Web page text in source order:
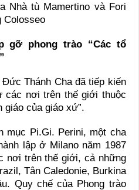
Nhà tù Mamertino và Fori
Colosseo
gỡ phong trào “Các tổ
Thánh Cha đã tiếp kiến
các nơi trên thế giới thuộc
giáo của giáo xứ”.
mục Pi.Gi. Perini, một cha
lập ở Milano năm 1987
nơi trên thế giới, cả những
Tân Caledonie, Burkina
Quy chế của Phong trào